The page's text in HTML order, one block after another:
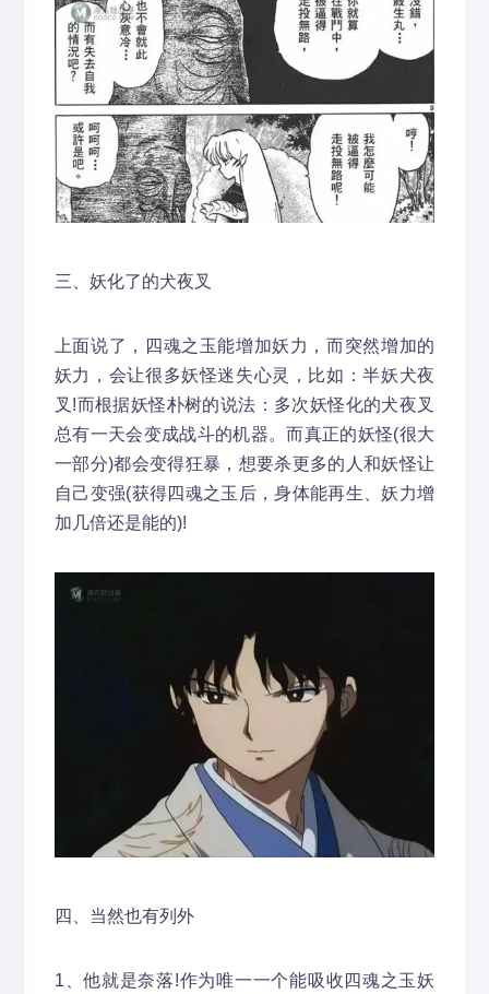
三、妖化了的犬夜叉
上面说了，四魂之玉能增加妖力，而突然增加的
妖力，会让很多妖怪迷失心灵，比如：半妖犬夜
叉!而根据妖怪朴树的说法：多次妖怪化的犬夜叉
总有一天会变成战斗的机器。而真正的妖怪(很大
一部分)都会变得狂暴，想要杀更多的人和妖怪让
自己变强(获得四魂之玉后，身体能再生、妖力增
加几倍还是能的)!
四、当然也有列外
1、他就是奈落!作为唯一一个能吸收四魂之玉妖